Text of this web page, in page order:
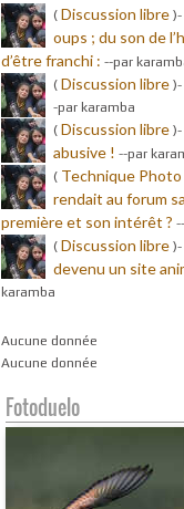
( Discussion libre)-
oups ; du son de
d’être franchi : --par
( Discussion libre)-
-par karamba
( Discussion libre)-
abusive ! --par
( Technique Photo
rendait au forum
première et son intérêt ? -
( Discussion libre)-
devenu un site
karamba
Aucune donnée
Aucune donnée
Fotoduelo